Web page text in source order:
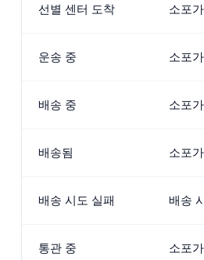
선별 센터 도착 소포
운송 중 소포
배송 중 소포
배송됨 소포
배송 시도 실패 배송
통관 중 소포